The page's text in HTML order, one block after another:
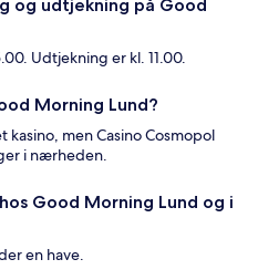
og udtjekning på Good
Udtjekning er kl. 11.00.
Morning Lund?
men Casino Cosmopol
i nærheden.
Good Morning Lund og i
en have.